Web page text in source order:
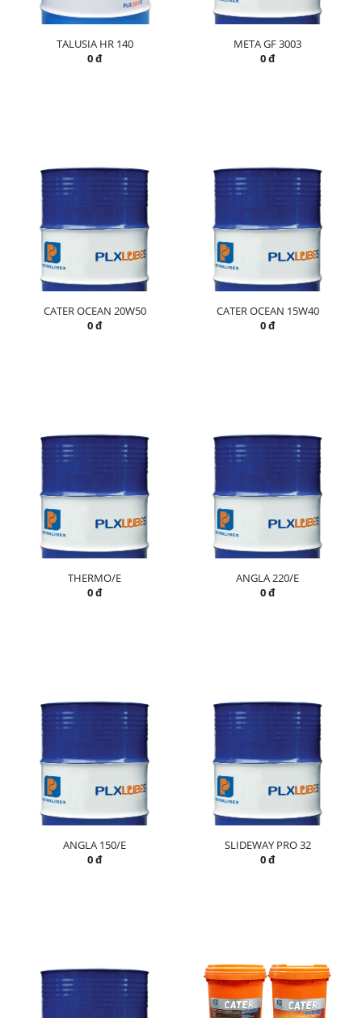
TALUSIA HR 140
0 đ
META GF 3003
0 đ
CATER OCEAN 20W50
0 đ
CATER OCEAN 15W40
0 đ
THERMO/E
0 đ
ANGLA 220/E
0 đ
ANGLA 150/E
0 đ
SLIDEWAY PRO 32
0 đ